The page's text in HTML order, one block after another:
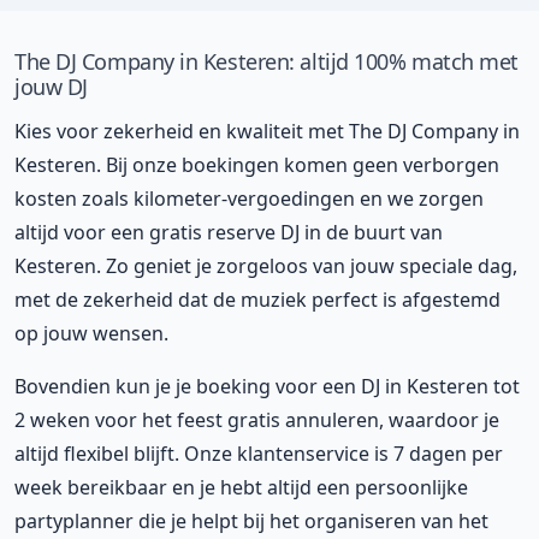
The DJ Company in Kesteren: altijd 100% match met
jouw DJ
Kies voor zekerheid en kwaliteit met The DJ Company in
Kesteren. Bij onze boekingen komen geen verborgen
kosten zoals kilometer-vergoedingen en we zorgen
altijd voor een gratis reserve DJ in de buurt van
Kesteren. Zo geniet je zorgeloos van jouw speciale dag,
met de zekerheid dat de muziek perfect is afgestemd
op jouw wensen.
Bovendien kun je je boeking voor een DJ in Kesteren tot
2 weken voor het feest gratis annuleren, waardoor je
altijd flexibel blijft. Onze klantenservice is 7 dagen per
week bereikbaar en je hebt altijd een persoonlijke
partyplanner die je helpt bij het organiseren van het